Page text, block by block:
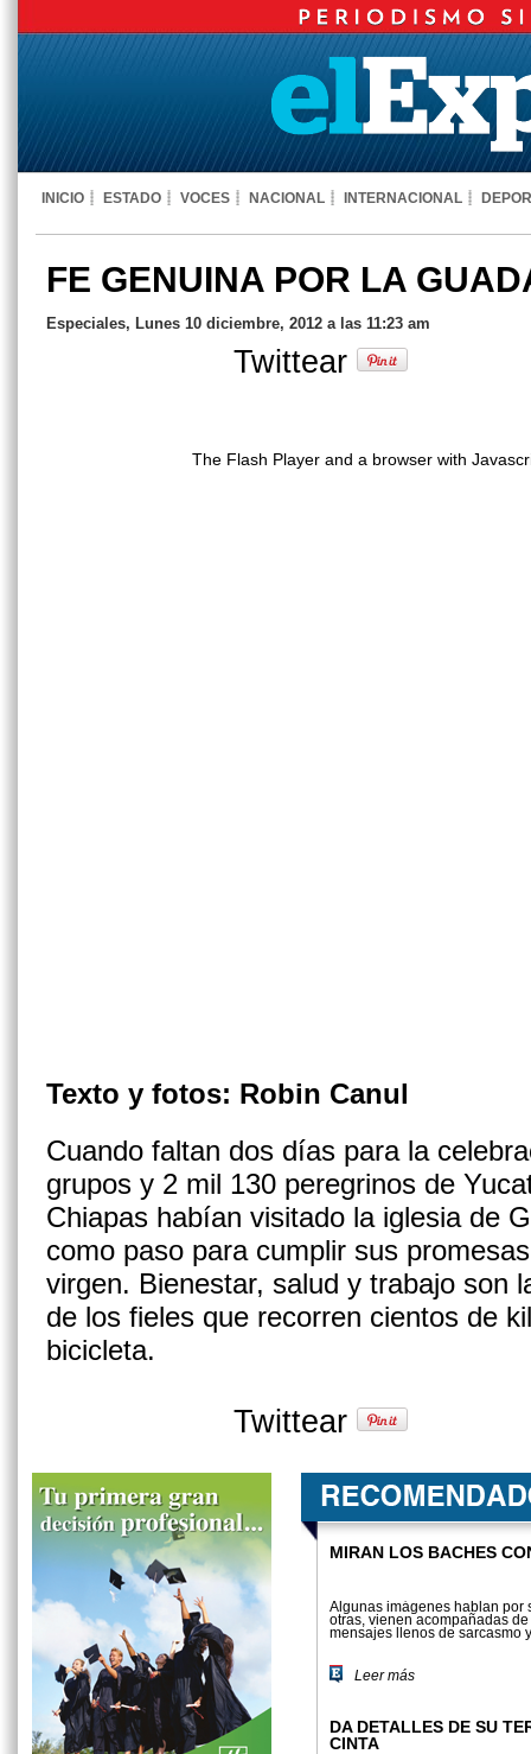
INICIO ESTADO VOCES NACIONAL INTERNACIONAL
FE GENUINA POR LA
Especiales, Lunes 10 diciembre, 2012 a las 11:23 am
Twittear
The Flash Player and a browser with
Texto y fotos: Robin Canul
Cuando faltan dos días para la
grupos y 2 mil 130 peregrinos de
Chiapas habían visitado la iglesia de
como paso para cumplir sus
virgen. Bienestar, salud y trabajo son
de los fieles que recorren cientos de
bicicleta.
Twittear
MIRAN LOS BACHES
Algunas imágenes hablan por
otras, vienen acompañadas
mensajes llenos de sarcasmo
Leer más
DA DETALLES DE SU
CINTA